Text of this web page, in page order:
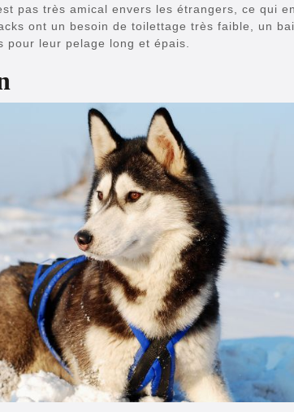
pas très amical envers les étrangers, ce qui
ont un besoin de toilettage très faible, un
pour leur pelage long et épais.